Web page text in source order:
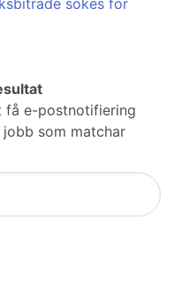
sökes för
få e-postnotifiering
som matchar